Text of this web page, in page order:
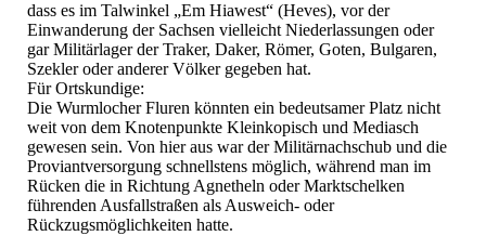
dass es im Talwinkel „Em Hiawest“ (Heves), vor der
Einwanderung der Sachsen vielleicht Niederlassungen oder
gar Militärlager der Traker, Daker, Römer, Goten, Bulgaren,
Szekler oder anderer Völker gegeben hat.
Für Ortskundige:
Die Wurmlocher Fluren könnten ein bedeutsamer Platz nicht
weit von dem Knotenpunkte Kleinkopisch und Mediasch
gewesen sein. Von hier aus war der Militärnachschub und die
Proviantversorgung schnellstens möglich, während man im
Rücken die in Richtung Agnetheln oder Marktschelken
führenden Ausfallstraßen als Ausweich- oder
Rückzugsmöglichkeiten hatte.